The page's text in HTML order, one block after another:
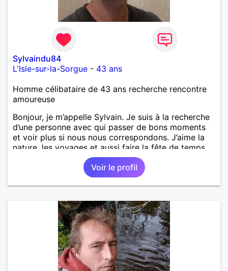
Sylvaindu84
L'Isle-sur-la-Sorgue - 43 ans
Homme célibataire de 43 ans recherche rencontre
amoureuse
Bonjour, je m’appelle Sylvain. Je suis à la recherche
d’une personne avec qui passer de bons moments
et voir plus si nous nous correspondons. J’aime la
nature, les voyages et aussi faire la fête de temps
en temps ;-)Je suis papa d’un petit garçon de 7 ans
dont je m’occupe en garde alternée. J’aime à peu
près tous les styles de musique. (Oui je suis pas
trop fan de Jul). Je fais du sport pour garder la
pense en tout cas 😂)
Voir le profil